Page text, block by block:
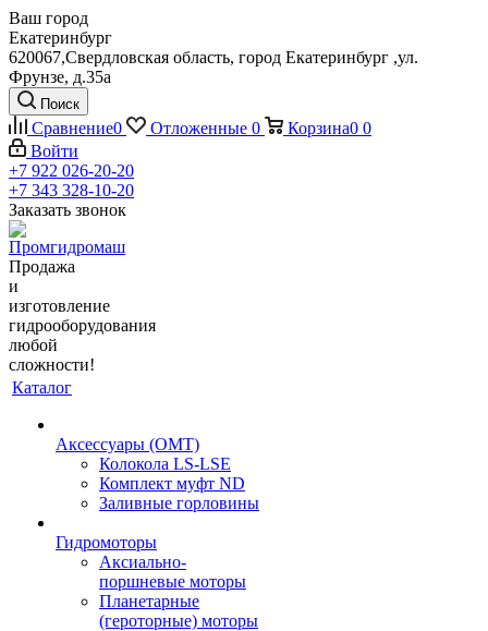
Ваш город
Екатеринбург
620067,Свердловская область, город Екатеринбург ,ул.
Фрунзе, д.35а
Поиск
Сравнение0 Отложенные 0 Корзина0 0
Войти
+7 922 026-20-20
+7 343 328-10-20
Заказать звонок
Продажа
и
изготовление
гидрооборудования
любой
сложности!
Каталог
Аксессуары (OMT)
Колокола LS-LSE
Комплект муфт ND
Заливные горловины
Гидромоторы
Аксиально-
поршневые моторы
Планетарные
(героторные) моторы